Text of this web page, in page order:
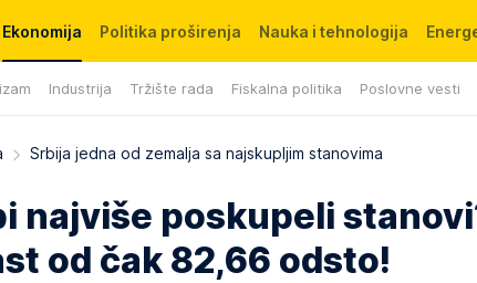
Ekonomija
Industrija Tržište rada Fiskalna politika Poslovne vesti
Politika proširenja Nauka i tehnologija
Srbija jedna od zemalja sa najskupljim stanovima
najviše poskupeli
od čak 82,66 odsto!